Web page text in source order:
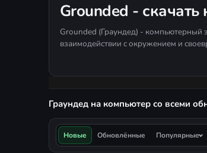
Grounded -
Grounded (Граундед) - компьютерный
взаимодействии с окружением и
Граундед на компьютер со всеми
Новые Обновлённые Популярные